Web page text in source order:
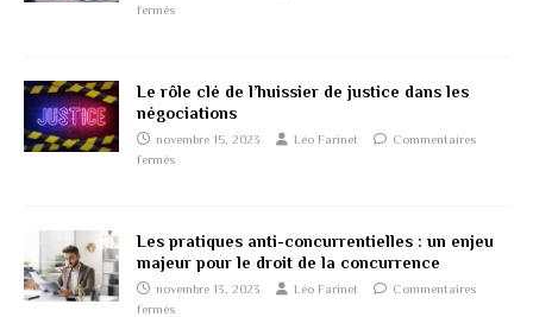
fermés
Le rôle clé de l’huissier de justice dans les
négociations
novembre 15, 2023 Léo Farinet
Commentaires
fermés
Les pratiques anti-concurrentielles : un enjeu
majeur pour le droit de la concurrence
novembre 13, 2023 Léo Farinet
Commentaires
fermés